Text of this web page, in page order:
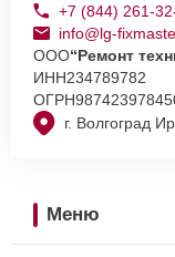
г. Волгоград
+7 (844) 261-
info@lg-
ООО“Ремонт
ИНН234789782
ОГРН
Меню